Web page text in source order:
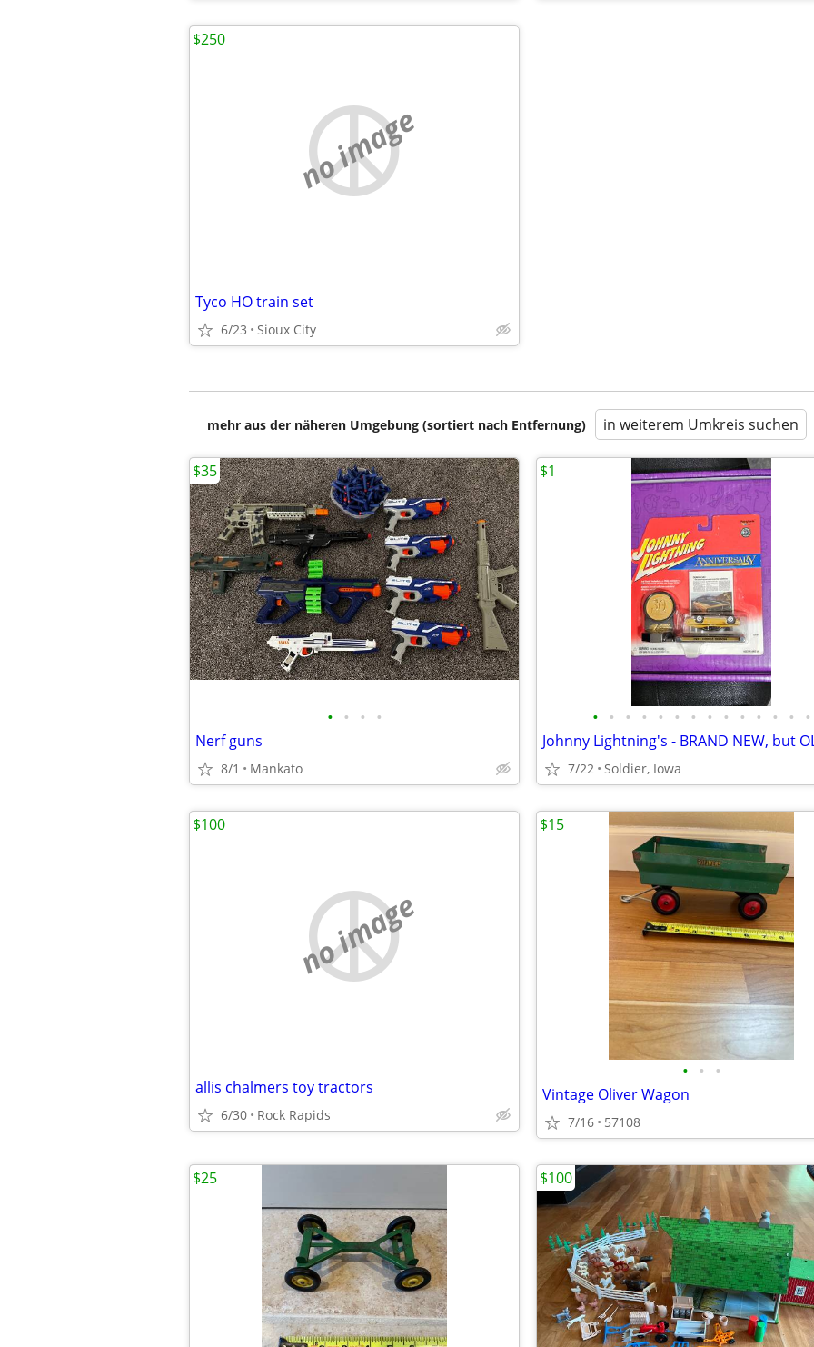
no image
Tyco HO train set
6/23 Sioux City
$250
mehr aus der näheren Umgebung (sortiert nach Entfernung) in weiterem Umkreis suchen
• • • •
Nerf guns
8/1 Mankato
$35
• • • • • • • • • • • • • •
7/22 Soldier, Iowa
$1
no image
allis chalmers toy tractors
6/30 Rock Rapids
$100
• • •
Vintage Oliver Wagon
7/16 57108
$15
$25 $100